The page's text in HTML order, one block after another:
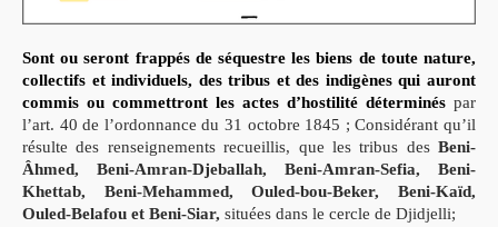
Sont ou seront frappés de séquestre les biens de toute nature,
collectifs et individuels, des tribus et des indigènes qui auront
commis ou commettront les actes d’hostilité déterminés par
l’art. 40 de l’ordonnance du 31 octobre 1845 ;Considérant qu’il
résulte des renseignements recueillis, que les tribus des Beni-
Âhmed, Beni-Amran-Djeballah, Beni-Amran-Sefia, Beni-
Khettab, Beni-Mehammed, Ouled-bou-Beker, Beni-Kaïd,
Ouled-Belafou et Beni-Siar, situées dans le cercle de Djidjelli;